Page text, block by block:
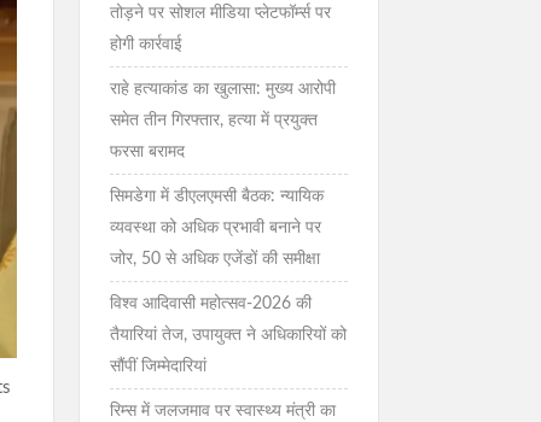
तोड़ने पर सोशल मीडिया प्लेटफॉर्म्स पर
होगी कार्रवाई
राहे हत्याकांड का खुलासा: मुख्य आरोपी
समेत तीन गिरफ्तार, हत्या में प्रयुक्त
फरसा बरामद
सिमडेगा में डीएलएमसी बैठक: न्यायिक
व्यवस्था को अधिक प्रभावी बनाने पर
जोर, 50 से अधिक एजेंडों की समीक्षा
विश्व आदिवासी महोत्सव-2026 की
तैयारियां तेज, उपायुक्त ने अधिकारियों को
सौंपीं जिम्मेदारियां
रिम्स में जलजमाव पर स्वास्थ्य मंत्री का